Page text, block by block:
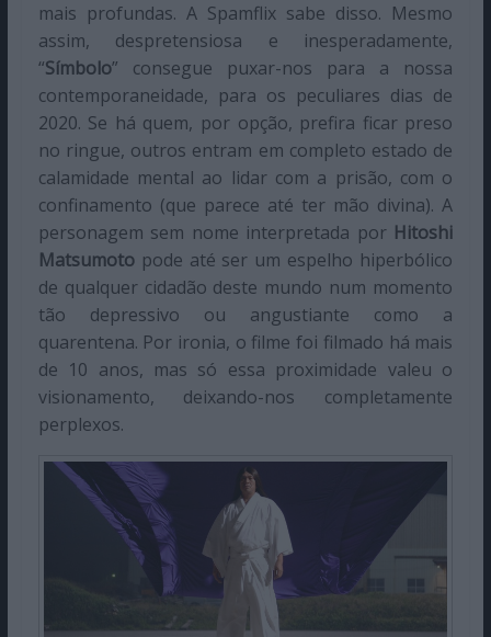
mais profundas. A Spamflix sabe disso. Mesmo
assim, despretensiosa e inesperadamente,
“Símbolo” consegue puxar-nos para a nossa
contemporaneidade, para os peculiares dias de
2020. Se há quem, por opção, prefira ficar preso
no ringue, outros entram em completo estado de
calamidade mental ao lidar com a prisão, com o
confinamento (que parece até ter mão divina). A
personagem sem nome interpretada por Hitoshi
Matsumoto pode até ser um espelho hiperbólico
de qualquer cidadão deste mundo num momento
tão depressivo ou angustiante como a
quarentena. Por ironia, o filme foi filmado há mais
de 10 anos, mas só essa proximidade valeu o
visionamento, deixando-nos completamente
perplexos.